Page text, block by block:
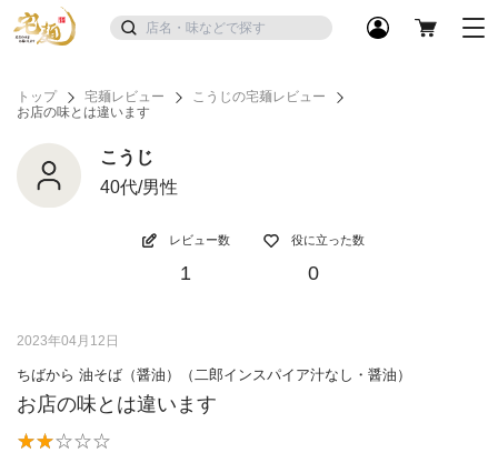
トップ 宅麺レビュー
こうじの宅麺レビュー
お店の味とは違います
こうじ
40代/男性
レビュー数
1
役に立った数
0
2023年04月12日
ちばから 油そば（醤油）（二郎インスパイア汁なし・醤油）
お店の味とは違います